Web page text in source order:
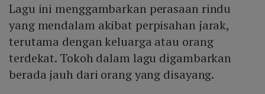
Lagu ini menggambarkan perasaan rindu
yang mendalam akibat perpisahan jarak,
terutama dengan keluarga atau orang
terdekat. Tokoh dalam lagu digambarkan
berada jauh dari orang yang disayang.